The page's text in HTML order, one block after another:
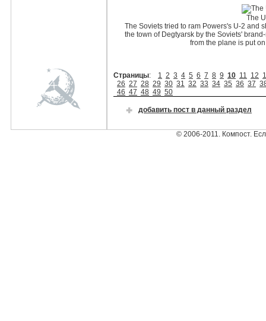
The
The Soviets tried to ram Powers's U-2 and
the town of Degtyarsk by the Soviets'
from the plane is put
Страницы: 1 2 3 4 5 6 7 8 9 10 11 12
26 27 28 29 30 31 32 33 34 35 36 37
46 47 48 49 50
добавить пост в данный раздел
© 2006-2011. Компост.